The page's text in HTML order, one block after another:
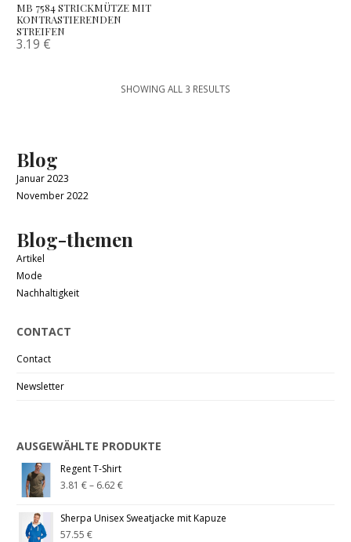
MB 7584 STRICKMÜTZE MIT
KONTRASTIERENDEN
STREIFEN
3.19 €
SHOWING ALL 3 RESULTS
Blog
Januar 2023
November 2022
Blog-themen
Artikel
Mode
Nachhaltigkeit
CONTACT
Contact
Newsletter
AUSGEWÄHLTE PRODUKTE
Regent T-Shirt
3.81€– 6.62€
Sherpa Unisex Sweatjacke mit Kapuze
57.55€